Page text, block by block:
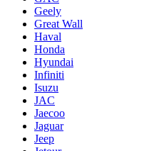
Geely
Great Wall
Haval
Honda
Hyundai
Infiniti
Isuzu
JAC
Jaecoo
Jaguar
Jeep